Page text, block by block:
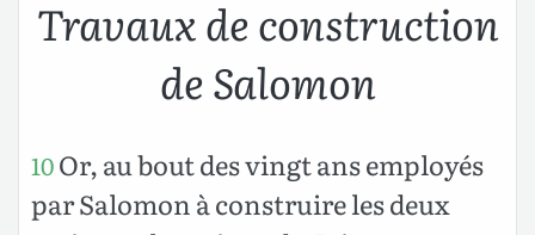
Travaux de construction
de Salomon
10Or, au bout des vingt ans employés
par Salomon à construire les deux